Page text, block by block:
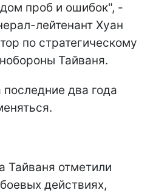
проб и ошибок", -
лейтенант Хуан
по стратегическому
Тайваня.
последние два года
Тайваня отметили
действиях,